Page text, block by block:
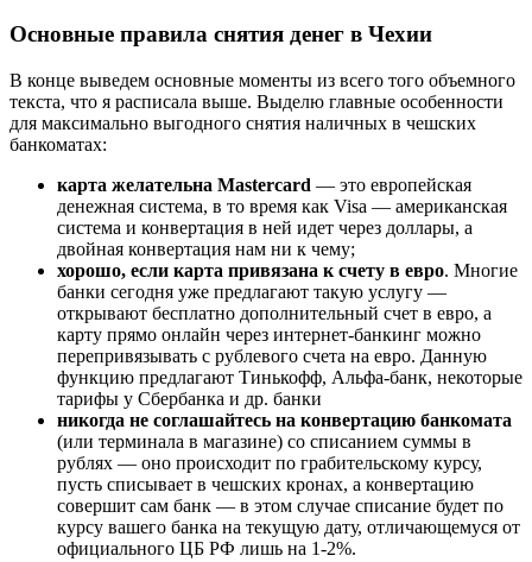
Основные правила снятия денег в Чехии
В конце выведем основные моменты из всего того объемного
текста, что я расписала выше. Выделю главные особенности
для максимально выгодного снятия наличных в чешских
банкоматах:
карта желательна Mastercard — это европейская
денежная система, в то время как Visa — американская
система и конвертация в ней идет через доллары, а
двойная конвертация нам ни к чему;
хорошо, если карта привязана к счету в евро. Многие
банки сегодня уже предлагают такую услугу —
открывают бесплатно дополнительный счет в евро, а
карту прямо онлайн через интернет-банкинг можно
перепривязывать с рублевого счета на евро. Данную
функцию предлагают Тинькофф, Альфа-банк, некоторые
тарифы у Сбербанка и др. банки
никогда не соглашайтесь на конвертацию банкомата
(или терминала в магазине) со списанием суммы в
рублях — оно происходит по грабительскому курсу,
пусть списывает в чешских кронах, а конвертацию
совершит сам банк — в этом случае списание будет по
курсу вашего банка на текущую дату, отличающемуся от
официального ЦБ РФ лишь на 1-2%.